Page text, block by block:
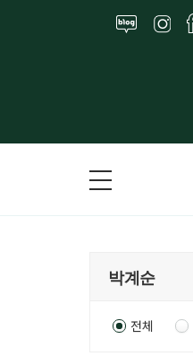
전체